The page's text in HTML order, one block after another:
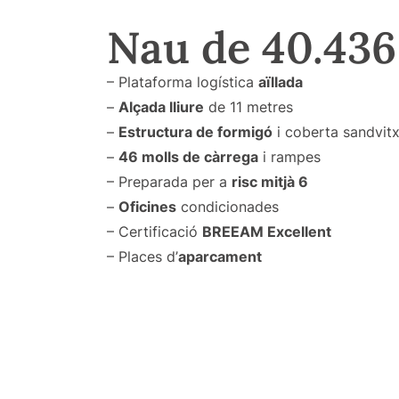
Nau de
– Plataforma logística aïllada
– Alçada lliure de 11 metres
– Estructura de formigó i coberta sandvitx
– 46 molls de càrrega i rampes
– Preparada per a risc mitjà 6
– Oficines condicionades
– Certificació BREEAM Excellent
– Places d’aparcament